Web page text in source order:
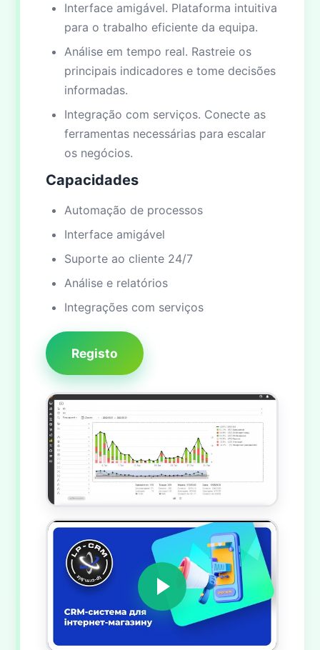
Interface amigável. Plataforma intuitiva
para o trabalho eficiente da equipa.
Análise em tempo real. Rastreie os
principais indicadores e tome decisões
informadas.
Integração com serviços. Conecte as
ferramentas necessárias para escalar
os negócios.
Capacidades
Automação de processos
Interface amigável
Suporte ao cliente 24/7
Análise e relatórios
Integrações com serviços
Registo